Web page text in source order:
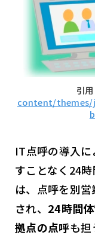
引用
content/themes/
IT点呼の導入
すことなく24
は、点呼を別
され、 24時間
拠点の点呼も担